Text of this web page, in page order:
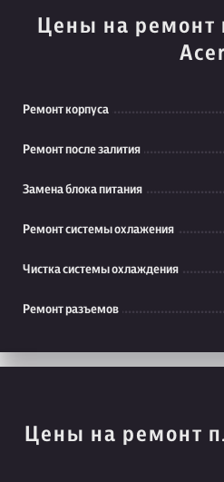
Цены на ремонт
Acer
Ремонт корпуса
Ремонт после залития
Замена блока питания
Ремонт системы охлажения
Чистка системы охлаждения
Ремонт разъемов
Цены на ремонт